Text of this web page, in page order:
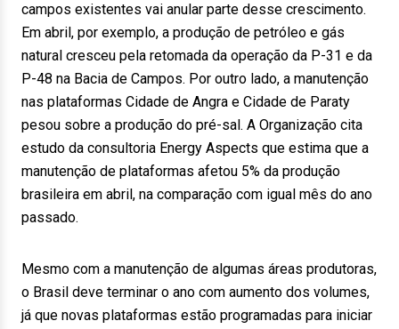
campos existentes vai anular parte desse crescimento.
Em abril, por exemplo, a produção de petróleo e gás
natural cresceu pela retomada da operação da P-31 e da
P-48 na Bacia de Campos. Por outro lado, a manutenção
nas plataformas Cidade de Angra e Cidade de Paraty
pesou sobre a produção do pré-sal. A Organização cita
estudo da consultoria Energy Aspects que estima que a
manutenção de plataformas afetou 5% da produção
brasileira em abril, na comparação com igual mês do ano
passado.
Mesmo com a manutenção de algumas áreas produtoras,
o Brasil deve terminar o ano com aumento dos volumes,
já que novas plataformas estão programadas para iniciar